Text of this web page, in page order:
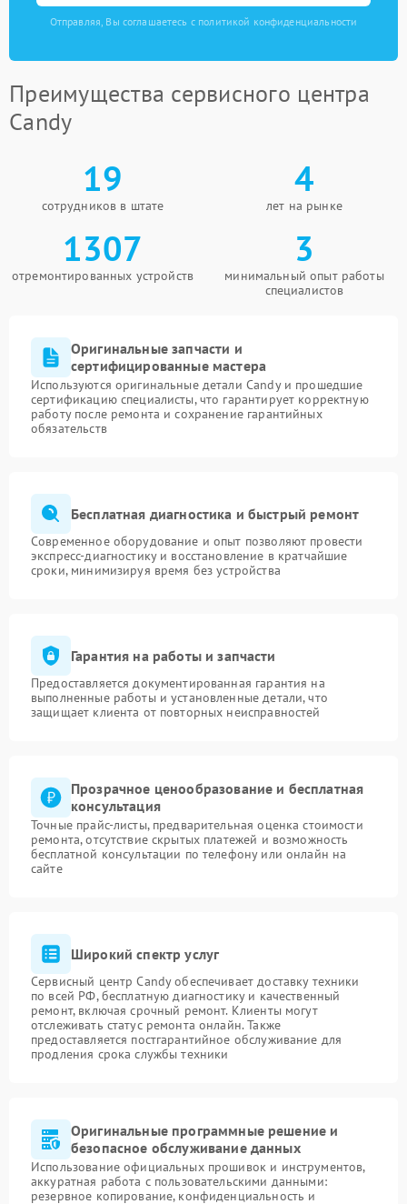
Отправляя, Вы соглашаетесь с политикой конфиденциальности
Преимущества сервисного центра
Candy
19
сотрудников в штате
4
лет на рынке
1307
отремонтированных устройств
3
минимальный опыт работы
специалистов
Оригинальные запчасти и
сертифицированные мастера
Используются оригинальные детали Candy и прошедшие
сертификацию специалисты, что гарантирует корректную
работу после ремонта и сохранение гарантийных
обязательств
Бесплатная диагностика и быстрый ремонт
Современное оборудование и опыт позволяют провести
экспресс-диагностику и восстановление в кратчайшие
сроки, минимизируя время без устройства
Гарантия на работы и запчасти
Предоставляется документированная гарантия на
выполненные работы и установленные детали, что
защищает клиента от повторных неисправностей
Прозрачное ценообразование и бесплатная
консультация
Точные прайс-листы, предварительная оценка стоимости
ремонта, отсутствие скрытых платежей и возможность
бесплатной консультации по телефону или онлайн на
сайте
Широкий спектр услуг
Сервисный центр Candy обеспечивает доставку техники
по всей РФ, бесплатную диагностику и качественный
ремонт, включая срочный ремонт. Клиенты могут
отслеживать статус ремонта онлайн. Также
предоставляется постгарантийное обслуживание для
продления срока службы техники
Оригинальные программные решение и
безопасное обслуживание данных
Использование официальных прошивок и инструментов,
аккуратная работа с пользовательскими данными:
резервное копирование, конфиденциальность и